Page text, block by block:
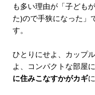
も多い理由が「子ども
た)ので手狭になった」
す。
ひとりにせよ、カップ
よ、コンパクトな部屋
に住みこなすかがカギ